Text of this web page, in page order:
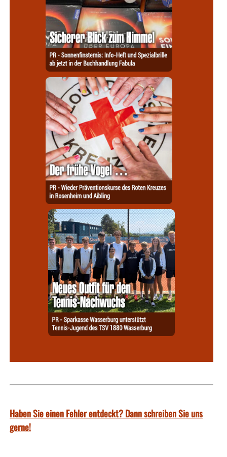
Haben Sie einen Fehler entdeckt? Dann schreiben Sie uns
gerne!